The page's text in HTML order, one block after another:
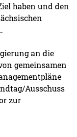
haben und den
an die
gemeinsamen
Ausschuss
zur